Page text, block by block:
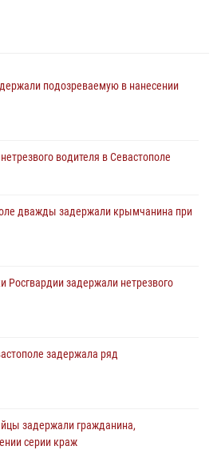
подозреваемую в нанесении
водителя в Севастополе
дважды задержали крымчанина при
Росгвардии задержали нетрезвого
задержала ряд
задержали гражданина,
серии краж